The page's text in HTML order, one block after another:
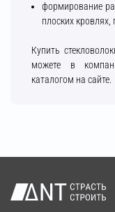
формирование
плоских кровлях,
Купить
можете в
каталогом на сайте.